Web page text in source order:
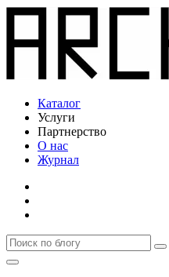
Каталог
Услуги
Партнерство
О нас
Журнал